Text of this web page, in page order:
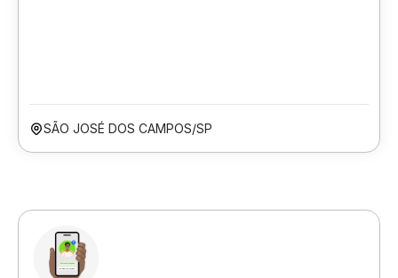
SÃO JOSÉ DOS CAMPOS/SP